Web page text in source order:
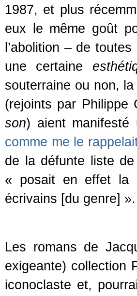
1987, et plus
eux le même goût
l’abolition – de
une certaine
souterraine ou non,
(rejoints par
son) aient manifesté
comme me le
de la défunte liste
« posait en effet la
écrivains [du genre] ».
Les romans de
exigeante) collection
iconoclaste et,